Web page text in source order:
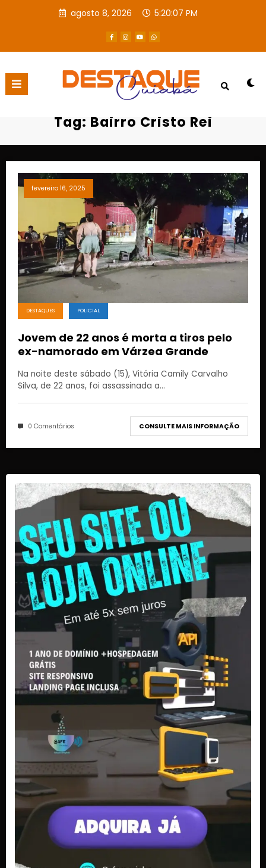
agosto 8, 2026 5:20:08 PM
Página inicial Bairro Cristo Rei
Tag: Bairro Cristo Rei
fevereiro 16, 2025
DESTAQUES POLICIAL
Jovem de 22 anos é morta a tiros pelo
ex-namorado em Várzea Grande
Na noite deste sábado (15), Vitória Camily Carvalho
Silva, de 22 anos, foi assassinada a…
0 Comentários CONSULTE MAIS INFORMAÇÃO